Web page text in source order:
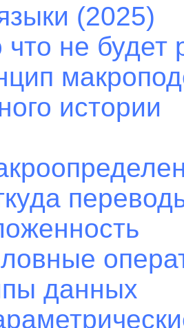
(2025)
не будет
истории
данных